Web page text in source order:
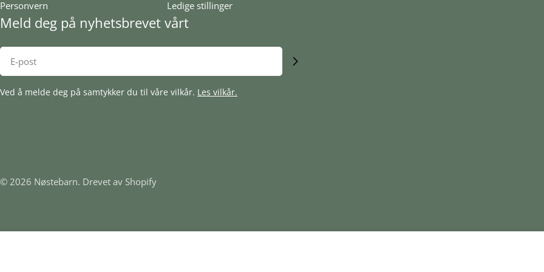
Personvern
Ledige stillinger
Meld deg på nyhetsbrevet vårt
post
Ved å melde deg på samtykker du til våre vilkår. Les vilkår.
© 2026 Nøstebarn. Drevet av Shopify